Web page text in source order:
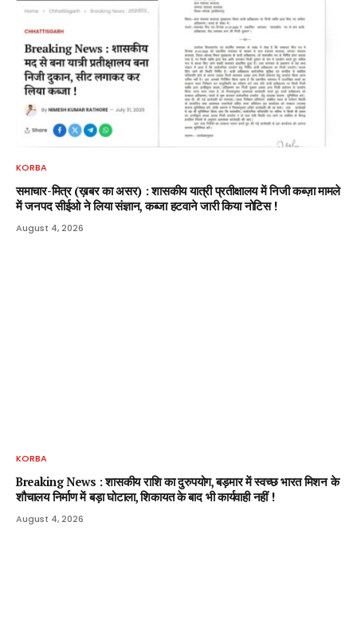
KORBA
समाचार-मित्र (ख़बर का असर) : शासकीय यात्री प्रतीक्षालय में निजी कब्ज़ा मामले
में जनपद सीईओ ने लिया संज्ञान, कब्जा हटवाने जारी किया नोटिस !
August 4, 2026
KORBA
Breaking News : शासकीय राशि का दुरुपयोग, बड़मार में स्वच्छ भारत मिशन के
शौचालय निर्माण में बड़ा घोटाला, शिकायत के बाद भी कार्यवाही नहीं !
August 4, 2026